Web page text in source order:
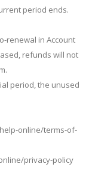
period ends.
renewal in Account
refunds will not
period, the unused
online/terms-of-
privacy-policy